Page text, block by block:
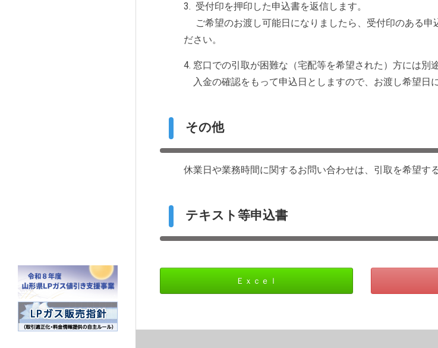
3. 受付印を押印した申込書を返信します。
ご希望のお渡し可能日になりましたら、受付印のある申
ださい。
4. 窓口での引取が困難な（宅配等を希望された）方には別
入金の確認をもって申込日としますので、お渡し希望日
その他
休業日や業務時間に関するお問い合わせは、引取を希望す
テキスト等申込書
Ｅｘｃｅｌ